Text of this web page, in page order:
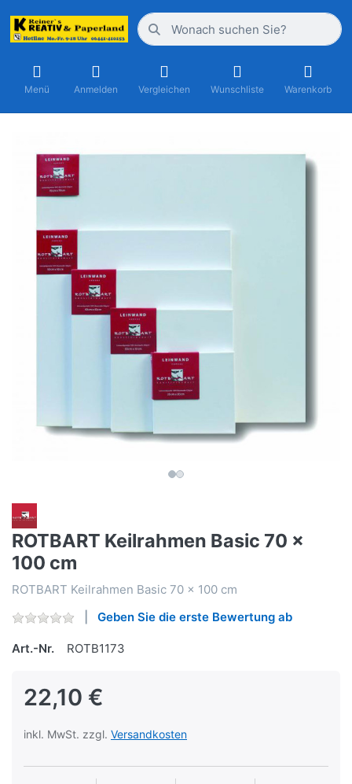
Menü Anmelden Vergleichen Wunschliste Warenkorb
ROTBART Keilrahmen Basic 70 x
100 cm
ROTBART Keilrahmen Basic 70 x 100 cm
Geben Sie die erste Bewertung ab
Art.-Nr. ROTB1173
22,10 €
inkl. MwSt. zzgl. Versandkosten